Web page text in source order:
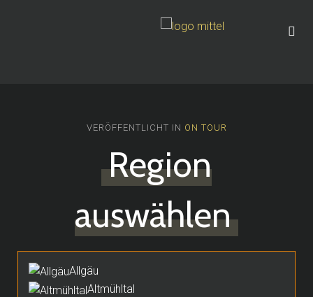
VERÖFFENTLICHT IN ON TOUR
Region
auswählen
Allgäu
Altmühltal